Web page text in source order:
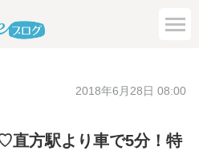
2018年6月28日 08:00
直方駅より車で5分！特